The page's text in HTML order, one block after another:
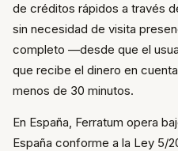
de créditos rápidos a través
sin necesidad de visita
completo —desde que el
que recibe el dinero en
menos de 30 minutos.
En España, Ferratum opera
España conforme a la Ley 5/